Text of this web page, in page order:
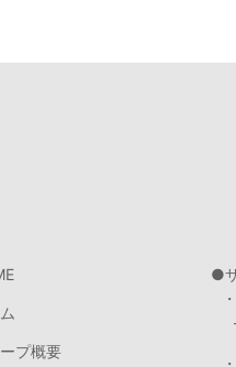
プ概要